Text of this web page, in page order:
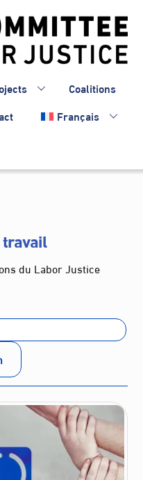
Coalitions
Français
du Labor Justice